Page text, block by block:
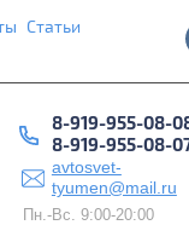
Статьи
8-919-955-08-
8-919-955-08-
avtosvet-
tyumen@mail.ru
Пн.-Вс. 9:00-20:00